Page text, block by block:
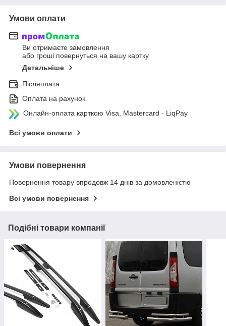
Умови оплати
Ви отримаєте замовлення
або гроші повернуться на вашу картку
Детальніше
Післяплата
Оплата на рахунок
Онлайн-оплата карткою Visa, Mastercard - LiqPay
Всі умови оплати
Умови повернення
Повернення товару впродовж 14 днів за домовленістю
Всі умови повернення
Подібні товари компанії